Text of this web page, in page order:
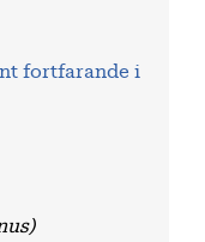
fortfarande i